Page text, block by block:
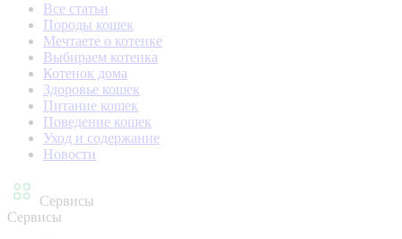
Все статьи
Породы кошек
Мечтаете о котенке
Выбираем котенка
Котенок дома
Здоровье кошек
Питание кошек
Поведение кошек
Уход и содержание
Новости
Сервисы
Сервисы